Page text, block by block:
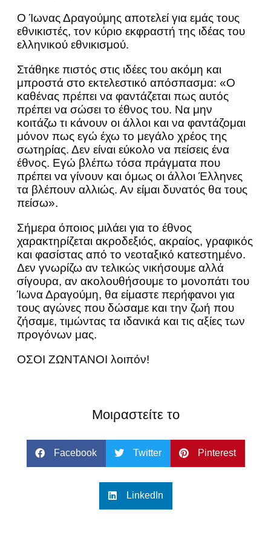
Ο Ίωνας Δραγούμης αποτελεί για εμάς τους
εθνικιστές, τον κύριο εκφραστή της ιδέας του
ελληνικού εθνικισμού.
Στάθηκε πιστός στις ιδέες του ακόμη και
μπροστά στο εκτελεστικό απόσπασμα: «Ο
καθένας πρέπει να φαντάζεται πως αυτός
πρέπει να σώσει το έθνος του. Να μην
κοιτάζω τι κάνουν οι άλλοι και να φαντάζομαι
μόνον πως εγώ έχω το μεγάλο χρέος της
σωτηρίας. Δεν είναι εύκολο να πείσεις ένα
έθνος. Εγώ βλέπω τόσα πράγματα που
πρέπει να γίνουν και όμως οι άλλοι Έλληνες
τα βλέπουν αλλιώς. Αν είμαι δυνατός θα τους
πείσω».
Σήμερα όποιος μιλάει για το έθνος
χαρακτηρίζεται ακροδεξιός, ακραίος, γραφικός
και φασίστας από το νεοταξικό κατεστημένο.
Δεν γνωρίζω αν τελικώς νικήσουμε αλλά
σίγουρα, αν ακολουθήσουμε το μονοπάτι του
Ίωνα Δραγούμη, θα είμαστε περήφανοι για
τους αγώνες που δώσαμε και την ζωή που
ζήσαμε, τιμώντας τα ιδανικά και τις αξίες των
προγόνων μας.
ΟΣΟΙ ΖΩΝΤΑΝΟΙ λοιπόν!
Μοιραστείτε το
Facebook Twitter Pinterest
LinkedIn